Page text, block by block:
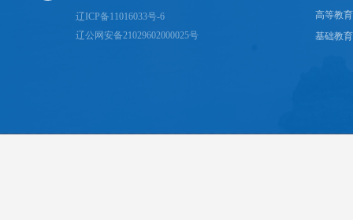
辽ICP备11016033号-6
辽公网安备21029602000025号
高等教
基础教